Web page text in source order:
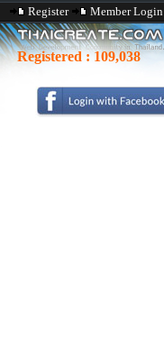
Register Member Login
Registered : 109,038